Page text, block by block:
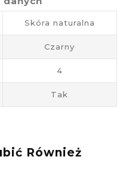
Skóra naturalna
Czarny
4
Tak
Również